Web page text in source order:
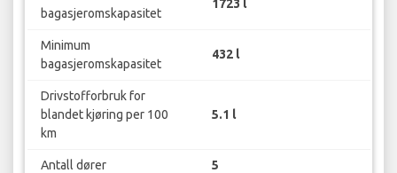
bagasjeromskapasitet
1723 l
Minimum
bagasjeromskapasitet
432 l
Drivstofforbruk for
blandet kjøring per 100
km
5.1 l
Antall dører 5